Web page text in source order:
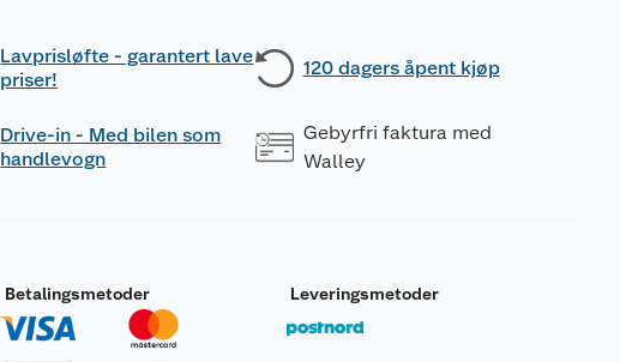
Lavprisløfte - garantert lave
priser!
120 dagers åpent kjøp
Drive-in - Med bilen som
handlevogn
Gebyrfri faktura med
Walley
Betalingsmetoder Leveringsmetoder